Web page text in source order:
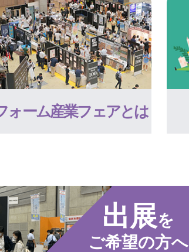
ォーム産業フェアとは
出展を
ご希望の方へ